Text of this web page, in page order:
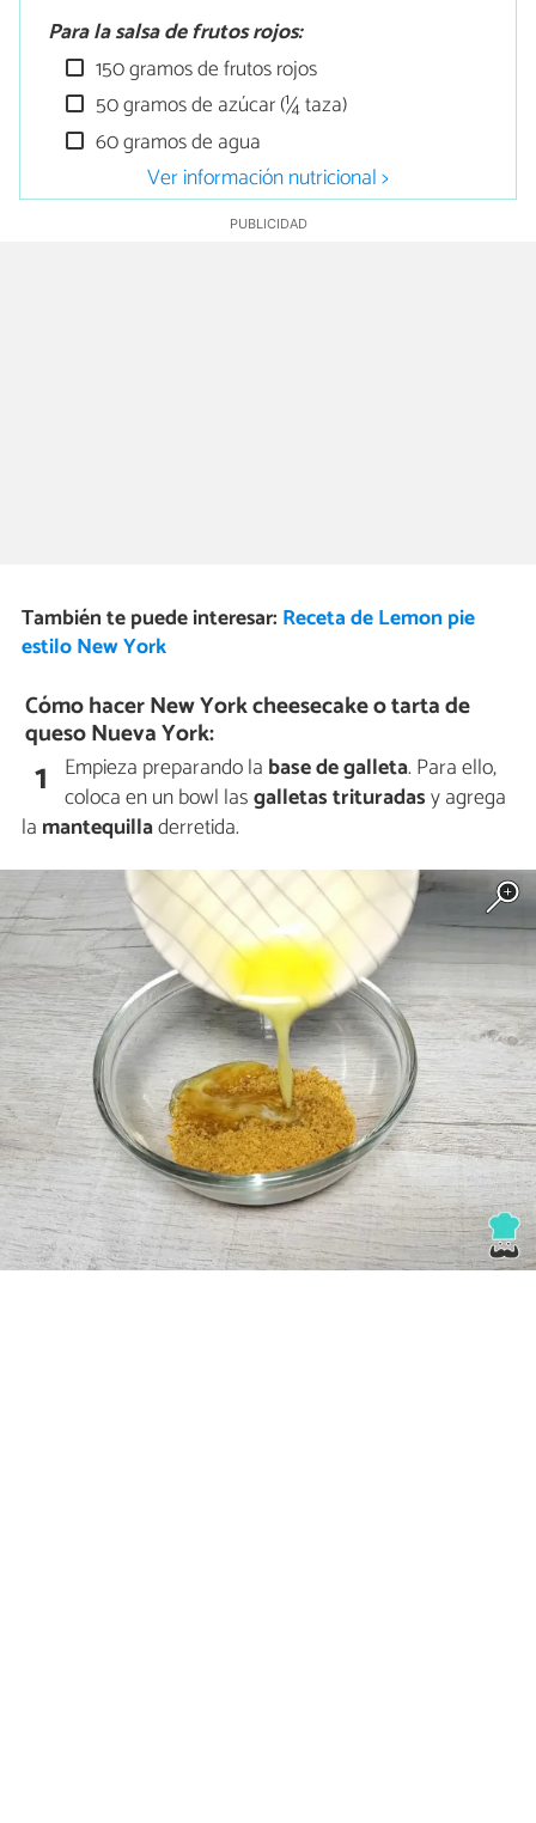
Para la salsa de frutos rojos:
150 gramos de frutos rojos
50 gramos de azúcar (¼ taza)
60 gramos de agua
Ver información nutricional >
También te puede interesar: Receta de Lemon pie
estilo New York
Cómo hacer New York cheesecake o tarta de
queso Nueva York:
1 Empieza preparando la base de galleta. Para ello,
coloca en un bowl lasgalletas trituradasy agrega
la mantequilladerretida.